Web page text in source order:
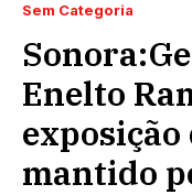
Sem Categoria
Enelto
mantido